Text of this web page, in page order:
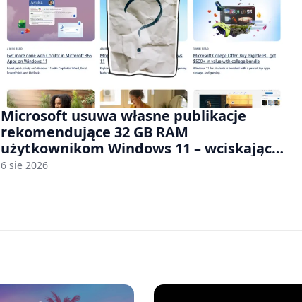
Microsoft usuwa własne publikacje
rekomendujące 32 GB RAM
użytkownikom Windows 11 – wciskając
nam przy tym komputery z 8 GB RAM po
6 sie 2026